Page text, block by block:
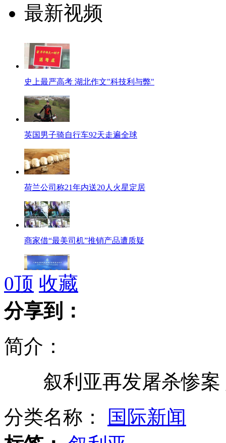
最新视频
史上最严高考 湖北作文"科技利与弊"
英国男子骑自行车92天走遍全球
荷兰公司称21年内送20人火星定居
商家借“最美司机”推销产品遭质疑
上合组织峰会成员国元首共同会见记者
美校车司机拐弯颠簸甩出车座
0顶 收藏
分享到：
简介：
叙利亚再发屠杀惨案
分类名称：
国际新闻